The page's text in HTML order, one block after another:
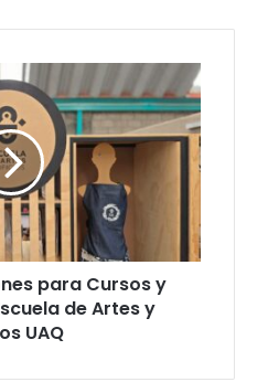
para Cursos y
de Artes y
UAQ